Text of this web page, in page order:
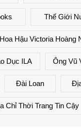
Thế Giới
Hậu Victoria Hoàng
Dục ILA Ông Vũ
Đài Loan
Chỉ Thời Trang Tin Cậy